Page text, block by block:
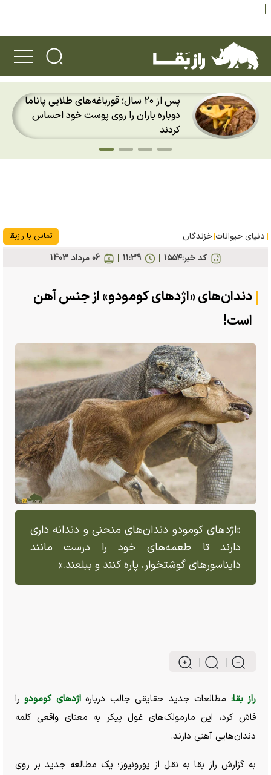
میمونی که ۳۹ سال ناپدید بود؛ بازگشت
شگفت‌انگیز لانگور رافلز به جنگل‌های
سنگاپور
دنیای حیوانات خزندگان تماس با رازبقا
کد خبر:۱۵۵۴ 06 مرداد 1403 11:39
دندان‌های «اژد‌های کومودو» از جنس آهن
است!
«اژد‌های کومودو دندان‌های منحنی و دندانه داری
دارند تا طعمه‌های خود را درست مانند
دایناسور‌های گوشتخوار، پاره کنند و ببلعند.»
راز بقا: مطالعات جدید حقایقی جالب دربارهاژد‌های کومودو را
فاش کرد، این مارمولک‌های غول پیکر به معنای واقعی کلمه
دندان‌هایی آهنی دارند.
به گزارش راز بقا به نقل از یورونیوز؛ یک مطالعه جدید بر روی